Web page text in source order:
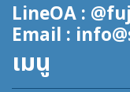
LineOA :
Email :
เมนู